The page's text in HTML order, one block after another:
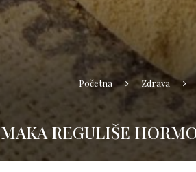
Početna Zdrava
MAKA REGULIŠE